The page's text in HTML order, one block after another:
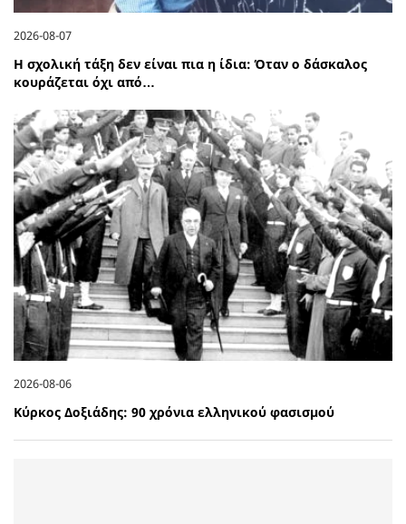
2026-08-07
Η σχολική τάξη δεν είναι πια η ίδια: Όταν ο δάσκαλος
κουράζεται όχι από…
2026-08-06
Κύρκος Δοξιάδης: 90 χρόνια ελληνικού φασισμού